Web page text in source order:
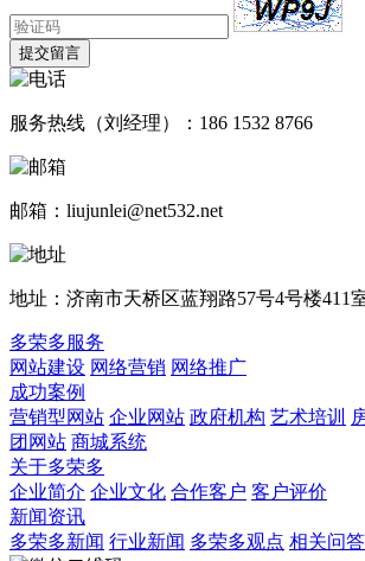
提交留言
服务热线（刘经理）：186 1532 8766
邮箱：liujunlei@net532.net
地址：济南市天桥区蓝翔路57号4号楼411
多荣多服务
网站建设 网络营销 网络推广
成功案例
营销型网站 企业网站 政府机构 艺术培训
团网站 商城系统
关于多荣多
企业简介 企业文化 合作客户 客户评价
新闻资讯
多荣多新闻 行业新闻 多荣多观点 相关问答